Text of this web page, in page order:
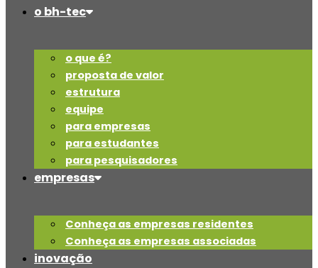
o bh-tec
o que é?
proposta de valor
estrutura
equipe
para empresas
para estudantes
para pesquisadores
empresas
Conheça as empresas residentes
Conheça as empresas associadas
inovação